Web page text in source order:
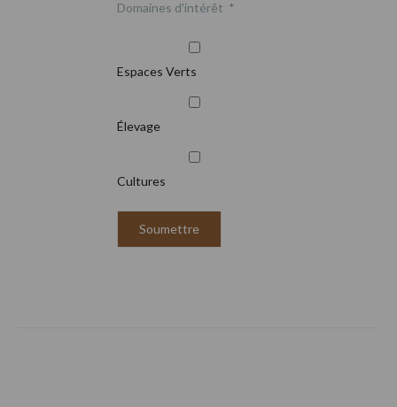
Domaines d'intérêt *
Espaces Verts
Élevage
Cultures